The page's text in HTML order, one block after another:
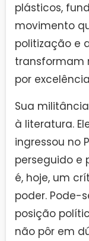
plásticos,
movimento
politização e
transformam
por
Sua
à literatura.
ingressou no
perseguido e
é, hoje, um
poder. Pode-
posição
não pôr em